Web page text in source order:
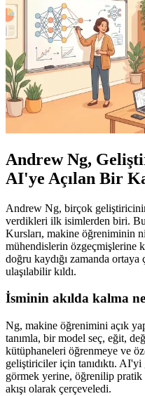
Andrew Ng,
AI'ye Açılan Bir
Andrew Ng, birçok
verdikleri ilk isimlerden biri.
Kursları, makine öğreniminin
mühendislerin özgeçmişlerine
doğru kaydığı zamanda
ulaşılabilir kıldı.
İsminin akılda kalma
Ng, makine öğrenimini açık
tanımla, bir model seç, eğit,
kütüphaneleri öğrenmeye ve
geliştiriciler için tanıdıktı.
görmek yerine, öğrenilip
akışı olarak çerçeveledi.